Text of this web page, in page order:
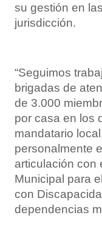
su gestión en
jurisdicción.
“Seguimos
brigadas de
de 3.000
por casa en los
mandatario
personalmente
articulación con
Municipal para
con
dependencias